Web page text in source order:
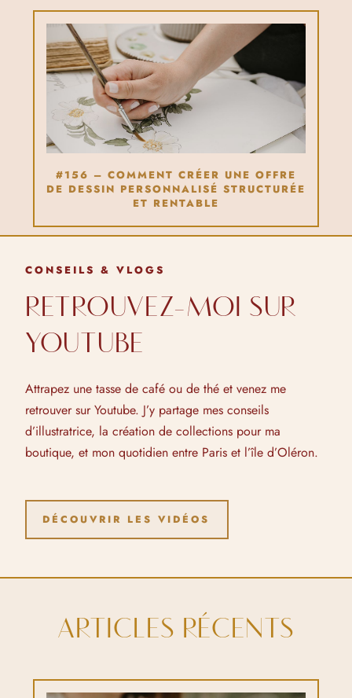
#156 – COMMENT CRÉER UNE OFFRE
DE DESSIN PERSONNALISÉ STRUCTURÉE
ET RENTABLE
CONSEILS & VLOGS
RETROUVEZ-MOI SUR
YOUTUBE
Attrapez une tasse de café ou de thé et venez me
retrouver sur Youtube. J’y partage mes conseils
d’illustratrice, la création de collections pour ma
boutique, et mon quotidien entre Paris et l’île d’Oléron.
DÉCOUVRIR LES VIDÉOS
ARTICLES RÉCENTS